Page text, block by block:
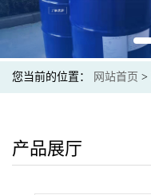
您当前的位置： 网站首页 >
产品展厅